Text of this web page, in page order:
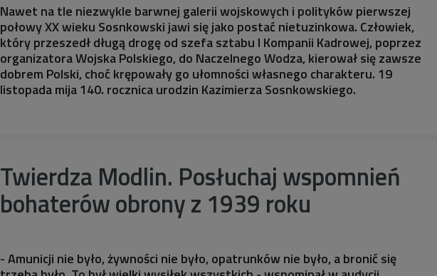
Nawet na tle niezwykle barwnej galerii wojskowych i polityków pierwszej
połowy XX wieku Sosnkowski jawi się jako postać nietuzinkowa. Człowiek,
który przeszedł długą drogę od szefa sztabu I Kompanii Kadrowej, poprzez
organizatora Wojska Polskiego, do Naczelnego Wodza, kierował się zawsze
dobrem Polski, choć krępowały go ułomności własnego charakteru. 19
listopada mija 140. rocznica urodzin Kazimierza Sosnkowskiego.
Twierdza Modlin. Posłuchaj wspomnień
bohaterów obrony z 1939 roku
- Amunicji nie było, żywności nie było, opatrunków nie było, a bronić się